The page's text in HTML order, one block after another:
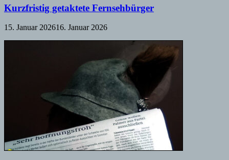
Kurzfristig getaktete Fernsehbürger
15. Januar 202616. Januar 2026